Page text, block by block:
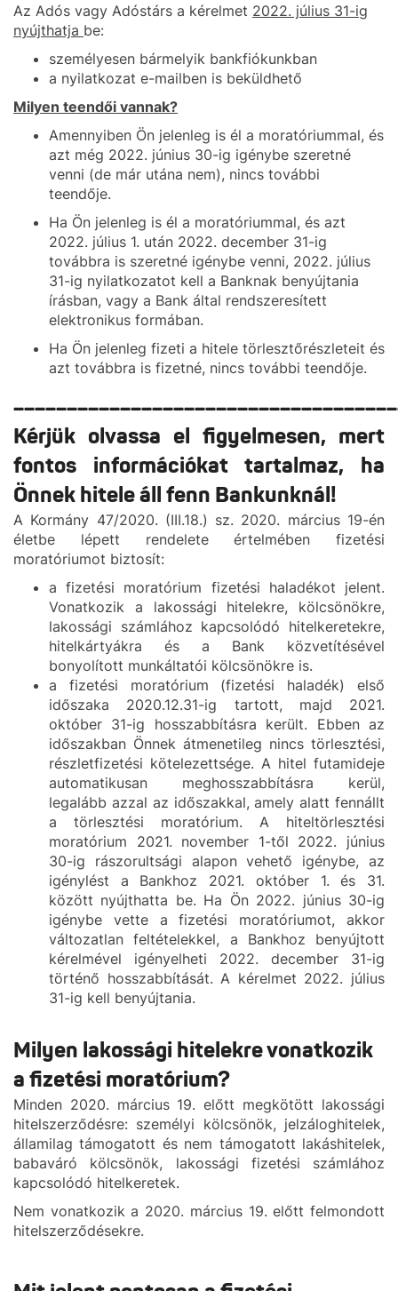
Az Adós vagy Adóstárs a kérelmet 2022. július 31-ig
nyújthatja be:
személyesen bármelyik bankfiókunkban
a nyilatkozat e-mailben is beküldhető
Milyen teendői vannak?
Amennyiben Ön jelenleg is él a moratóriummal, és
azt még 2022. június 30-ig igénybe szeretné
venni (de már utána nem), nincs további
teendője.
Ha Ön jelenleg is él a moratóriummal, és azt
2022. július 1. után 2022. december 31-ig
továbbra is szeretné igénybe venni, 2022. július
31-ig nyilatkozatot kell a Banknak benyújtania
írásban, vagy a Bank által rendszeresített
elektronikus formában.
Ha Ön jelenleg fizeti a hitele törlesztőrészleteit és
azt továbbra is fizetné, nincs további teendője.
Kérjük olvassa el figyelmesen, mert
fontos információkat tartalmaz, ha
Önnek hitele áll fenn Bankunknál!
A Kormány 47/2020. (III.18.) sz. 2020. március 19-én
életbe lépett rendelete értelmében fizetési
moratóriumot biztosít:
a fizetési moratórium fizetési haladékot jelent.
Vonatkozik a lakossági hitelekre, kölcsönökre,
lakossági számlához kapcsolódó hitelkeretekre,
hitelkártyákra és a Bank közvetítésével
bonyolított munkáltatói kölcsönökre is.
a fizetési moratórium (fizetési haladék) első
időszaka 2020.12.31-ig tartott, majd 2021.
október 31-ig hosszabbításra került. Ebben az
időszakban Önnek átmenetileg nincs törlesztési,
részletfizetési kötelezettsége. A hitel futamideje
automatikusan meghosszabbításra kerül,
legalább azzal az időszakkal, amely alatt fennállt
a törlesztési moratórium. A hiteltörlesztési
moratórium 2021. november 1-től 2022. június
30-ig rászorultsági alapon vehető igénybe, az
igénylést a Bankhoz 2021. október 1. és 31.
között nyújthatta be. Ha Ön 2022. június 30-ig
igénybe vette a fizetési moratóriumot, akkor
változatlan feltételekkel, a Bankhoz benyújtott
kérelmével igényelheti 2022. december 31-ig
történő hosszabbítását. A kérelmet 2022. július
31-ig kell benyújtania.
Milyen lakossági hitelekre vonatkozik
a fizetési moratórium?
Minden 2020. március 19. előtt megkötött lakossági
hitelszerződésre: személyi kölcsönök, jelzáloghitelek,
államilag támogatott és nem támogatott lakáshitelek,
babaváró kölcsönök, lakossági fizetési számlához
kapcsolódó hitelkeretek.
Nem vonatkozik a 2020. március 19. előtt felmondott
hitelszerződésekre.